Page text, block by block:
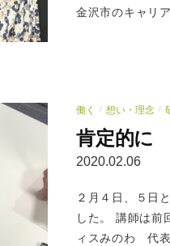
金沢市のキャリ
働く / 想い・理念 /
肯定的に
2020.02.06
２月４日、５日
した。 講師は前
ィスみのわ 代